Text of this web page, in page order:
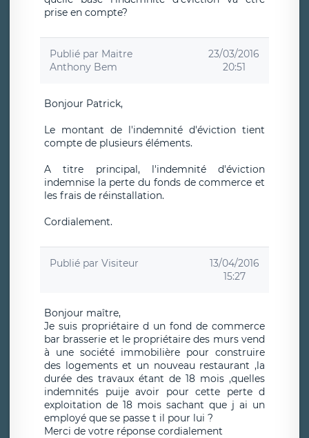
prise en compte?
Publié par Maitre
Anthony Bem
23/03/2016
20:51
Bonjour Patrick,
Le montant de l'indemnité d'éviction tient
compte de plusieurs éléments.
A titre principal, l'indemnité d'éviction
indemnise la perte du fonds de commerce et
les frais de réinstallation.
Cordialement.
Publié par Visiteur
13/04/2016
15:27
Bonjour maître,
Je suis propriétaire d un fond de commerce
bar brasserie et le propriétaire des murs vend
à une société immobilière pour construire
des logements et un nouveau restaurant ,la
durée des travaux étant de 18 mois ,quelles
indemnités puije avoir pour cette perte d
exploitation de 18 mois sachant que j ai un
employé que se passe t il pour lui ?
Merci de votre réponse cordialement